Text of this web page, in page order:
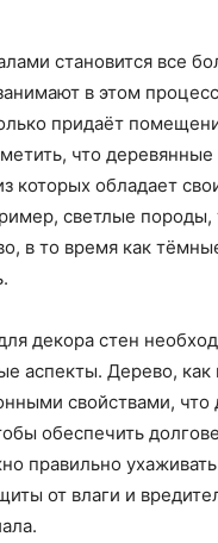
становится все
в этом
придаёт
что
которых обладает
светлые породы,
в то время как
декора стен
аспекты. Дерево,
свойствами,
обеспечить
правильно
от влаги и